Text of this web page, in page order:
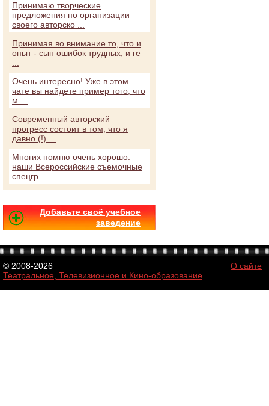
Принимаю творческие
предложения по организации
своего авторско ...
Принимая во внимание то, что и
опыт - сын ошибок трудных, и ге
Очень интересно! Уже в этом
чате вы найдете пример того, что
м ...
Современный авторский
прогресс состоит в том, что я
давно (!) ...
Многих помню очень хорошо:
наши Всероссийские съемочные
спецгр ...
Добавьте своё учебное
заведение
© 2008-2026
Театральное, Телевизионное и Кино-образование
О сайте